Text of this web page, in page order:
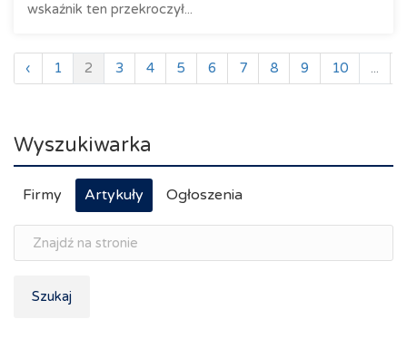
wskaźnik ten przekroczył...
‹ 1 2 3 4 5 6 7 8 9 10 ...
Wyszukiwarka
Firmy Artykuły Ogłoszenia
Szukaj